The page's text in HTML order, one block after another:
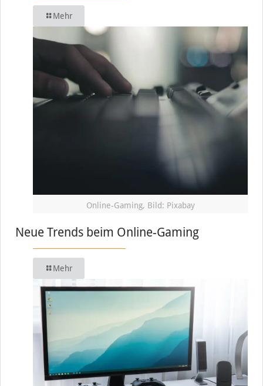
Mehr
Online-Gaming, Bild: Pixabay
Neue Trends beim Online-Gaming
Mehr